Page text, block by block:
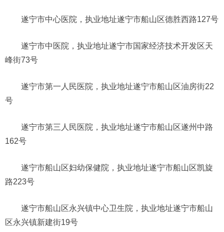
遂宁市中心医院，执业地址遂宁市船山区德胜西路127号
遂宁市中医院，执业地址遂宁市国家经济技术开发区天
峰街73号
遂宁市第一人民医院，执业地址遂宁市船山区油房街22
号
遂宁市第三人民医院，执业地址遂宁市船山区遂州中路
162号
遂宁市船山区妇幼保健院，执业地址遂宁市船山区凯旋
路223号
遂宁市船山区永兴镇中心卫生院，执业地址遂宁市船山
区永兴镇新建街19号